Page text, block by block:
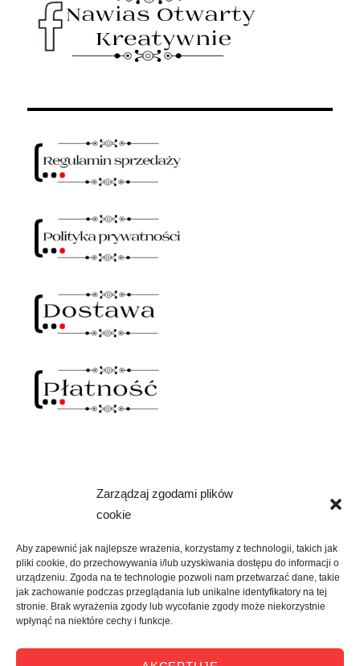
Zarządzaj zgodami plików
cookie
Aby zapewnić jak najlepsze wrażenia, korzystamy z technologii, takich jak
pliki cookie, do przechowywania i/lub uzyskiwania dostępu do informacji o
urządzeniu. Zgoda na te technologie pozwoli nam przetwarzać dane, takie
jak zachowanie podczas przeglądania lub unikalne identyfikatory na tej
stronie. Brak wyrażenia zgody lub wycofanie zgody może niekorzystnie
wpłynąć na niektóre cechy i funkcje.
NAWIAS OTWARTY
SKLEP
menu
potomne
KREATYWNIE
rozwiń
menu
potomne
KULTURALNIE
rozwiń